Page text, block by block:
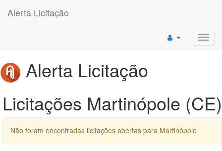
Alerta Licitação
Alerta Licitação
Licitações Martinópole (CE)
Não foram encontradas licitações abertas para Martinópole